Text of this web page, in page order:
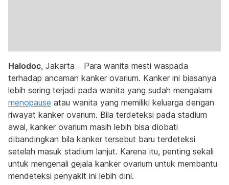
Halodoc, Jakarta – Para wanita mesti waspada
terhadap ancaman kanker ovarium. Kanker ini biasanya
lebih sering terjadi pada wanita yang sudah mengalami
menopause atau wanita yang memiliki keluarga dengan
riwayat kanker ovarium. Bila terdeteksi pada stadium
awal, kanker ovarium masih lebih bisa diobati
dibandingkan bila kanker tersebut baru terdeteksi
setelah masuk stadium lanjut. Karena itu, penting sekali
untuk mengenali gejala kanker ovarium untuk membantu
mendeteksi penyakit ini lebih dini.